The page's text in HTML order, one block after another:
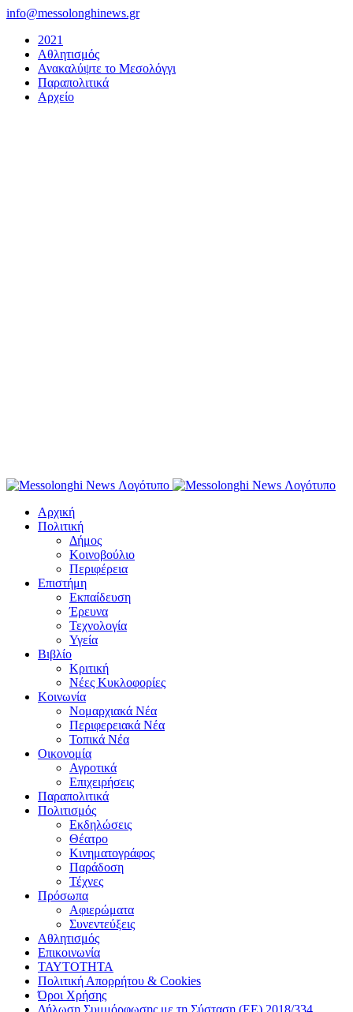
Μετάβαση
περιεχόμενο
info@messolonghinews.gr
2021
Αθλητισμός
Ανακαλύψτε το Μεσολόγγι
Παραπολιτικά
Αρχείο
Αρχική
Πολιτική
Δήμος
Κοινοβούλιο
Περιφέρεια
Επιστήμη
Εκπαίδευση
Έρευνα
Τεχνολογία
Υγεία
Βιβλίο
Κριτική
Νέες Κυκλοφορίες
Κοινωνία
Νομαρχιακά Νέα
Περιφερειακά Νέα
Τοπικά Νέα
Οικονομία
Αγροτικά
Επιχειρήσεις
Παραπολιτικά
Πολιτισμός
Εκδηλώσεις
Θέατρο
Κινηματογράφος
Παράδοση
Τέχνες
Πρόσωπα
Αφιερώματα
Συνεντεύξεις
Αθλητισμός
Επικοινωνία
ΤΑΥΤΟΤΗΤΑ
Πολιτική Απορρήτου & Cookies
Όροι Χρήσης
Δήλωση Συμμόρφωσης με τη Σύσταση (ΕΕ) 2018/334